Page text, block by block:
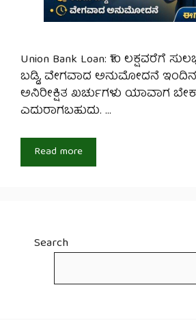
Union Bank Loan: ₹10 ಲಕ್ಷವರೆಗೆ
ಬಡ್ಡಿ, ವೇಗವಾದ ಅನುಮೋದನೆ
ಅನಿರೀಕ್ಷಿತ ಖರ್ಚುಗಳು ಯಾವಾಗ
ಎದುರಾಗಬಹುದು. …
Read more
Search